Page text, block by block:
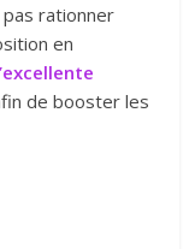
pas rationner
en
de booster les